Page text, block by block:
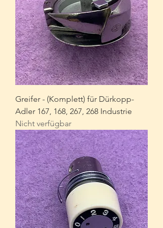
Greifer - (Komplett) für Dürkopp-
Adler 167, 168, 267, 268 Industrie
Nicht verfügbar